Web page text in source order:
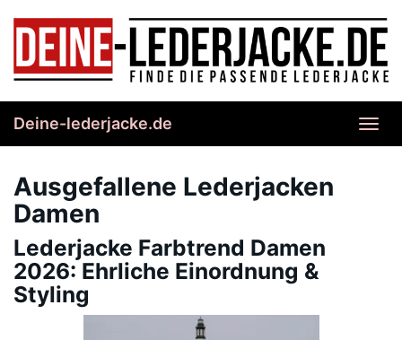
content
Deine-lederjacke.de
Ausgefallene Lederjacken
Damen
Lederjacke Farbtrend Damen
2026: Ehrliche Einordnung &
Styling